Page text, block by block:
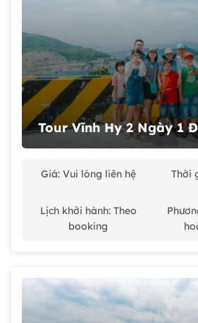
Tour Vĩnh Hy 2 Ngày 1
Giá: Vui lòng liên hệ Thời
Lịch khởi hành: Theo
booking